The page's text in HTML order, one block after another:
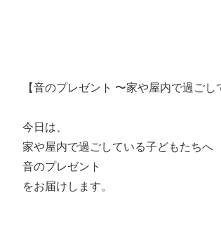
【音のプレゼント 〜家や屋内で過ごし
今日は、
家や屋内で過ごしている子どもたちへ
音のプレゼント
をお届けします。